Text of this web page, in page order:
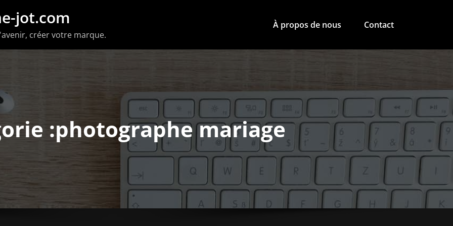
jot.com
créer votre marque.
À propos de nous Contact
:photographe mariage